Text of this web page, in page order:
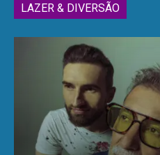
LAZER & DIVERSÃO